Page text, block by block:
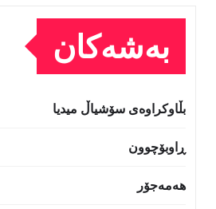
بەشەکان
بڵاوکراوەی سۆشیاڵ میدیا
ڕاوبۆچوون
هەمەجۆر